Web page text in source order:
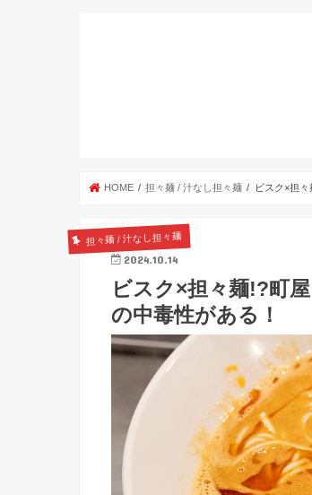
HOME 担々麺 / 汁なし担々麺 ビスク×担
担々麺 / 汁なし担々麺
2024.10.14
ビスク×担々麺!?町
の中毒性がある！